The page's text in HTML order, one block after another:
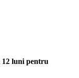
12 luni pentru